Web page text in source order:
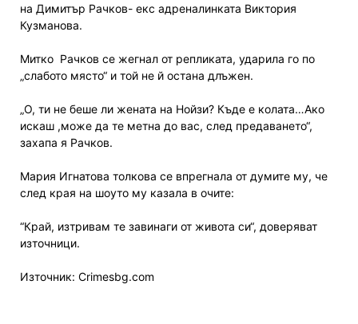
на Димитър Рачков- екс адреналинката Виктория
Кузманова.
Митко Рачков се жегнал от репликата, ударила го по
„слабото място“ и той не й остана длъжен.
„О, ти не беше ли жената на Нойзи? Къде е колата…Ако
искаш ,може да те метна до вас, след предаването“,
захапа я Рачков.
Мария Игнатова толкова се впрегнала от думите му, че
след края на шоуто му казала в очите:
“Край, изтривам те завинаги от живота си“, доверяват
източници.
Източник: Crimesbg.com